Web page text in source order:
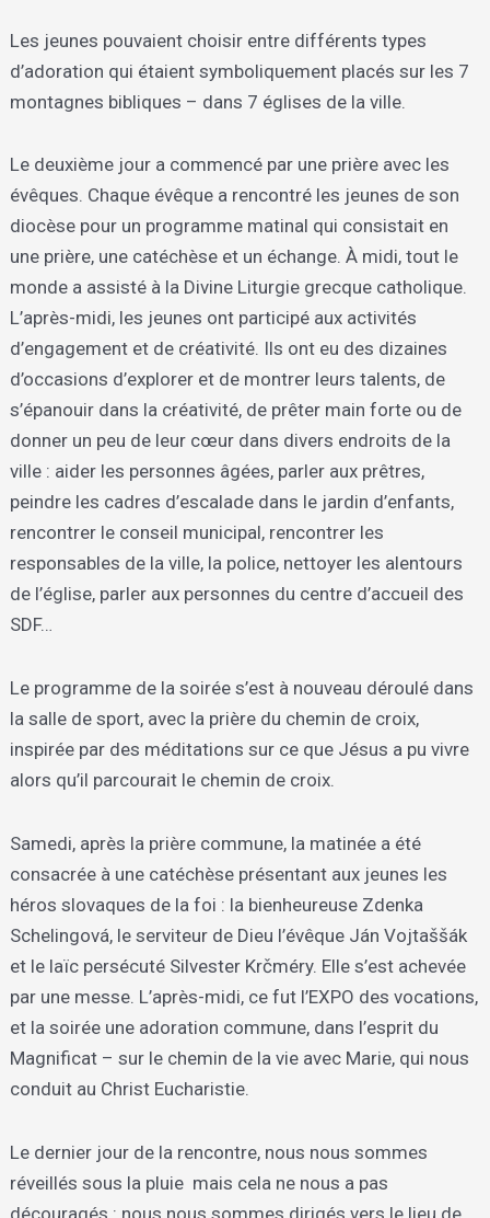
Les jeunes pouvaient choisir entre différents types
d’adoration qui étaient symboliquement placés sur les 7
montagnes bibliques – dans 7 églises de la ville.
Le deuxième jour a commencé par une prière avec les
évêques. Chaque évêque a rencontré les jeunes de son
diocèse pour un programme matinal qui consistait en
une prière, une catéchèse et un échange. À midi, tout le
monde a assisté à la Divine Liturgie grecque catholique.
L’après-midi, les jeunes ont participé aux activités
d’engagement et de créativité. Ils ont eu des dizaines
d’occasions d’explorer et de montrer leurs talents, de
s’épanouir dans la créativité, de prêter main forte ou de
donner un peu de leur cœur dans divers endroits de la
ville : aider les personnes âgées, parler aux prêtres,
peindre les cadres d’escalade dans le jardin d’enfants,
rencontrer le conseil municipal, rencontrer les
responsables de la ville, la police, nettoyer les alentours
de l’église, parler aux personnes du centre d’accueil des
SDF…
Le programme de la soirée s’est à nouveau déroulé dans
la salle de sport, avec la prière du chemin de croix,
inspirée par des méditations sur ce que Jésus a pu vivre
alors qu’il parcourait le chemin de croix.
Samedi, après la prière commune, la matinée a été
consacrée à une catéchèse présentant aux jeunes les
héros slovaques de la foi : la bienheureuse Zdenka
Schelingová, le serviteur de Dieu l’évêque Ján Vojtaššák
et le laïc persécuté Silvester Krčméry. Elle s’est achevée
par une messe. L’après-midi, ce fut l’EXPO des vocations,
et la soirée une adoration commune, dans l’esprit du
Magnificat – sur le chemin de la vie avec Marie, qui nous
conduit au Christ Eucharistie.
Le dernier jour de la rencontre, nous nous sommes
réveillés sous la pluie mais cela ne nous a pas
découragés : nous nous sommes dirigés vers le lieu de